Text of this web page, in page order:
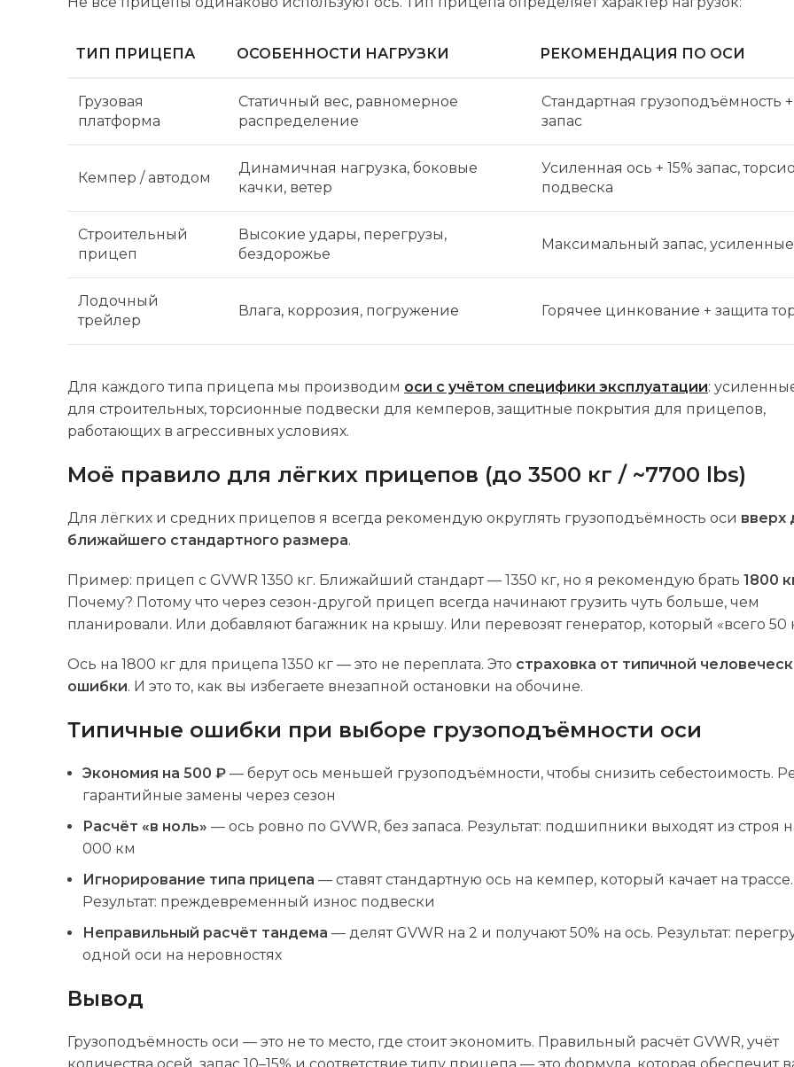
ТИП ПРИЦЕПА ОСОБЕННОСТИ НАГРУЗКИ РЕКОМЕНДАЦИЯ ПО ОСИ
Грузовая
платформа
Статичный вес, равномерное
распределение
Стандартная грузоподъёмность +
запас
Кемпер / автодом
Динамичная нагрузка, боковые
качки, ветер
Усиленная ось + 15% запас,
подвеска
Строительный
прицеп
Высокие удары, перегрузы,
бездорожье
Максимальный запас,
Лодочный
трейлер
Влага, коррозия, погружение Горячее цинкование + защита
Для каждого типа прицепа мы производим оси с учётом специфики эксплуатации:
для строительных, торсионные подвески для кемперов, защитные покрытия для прицепов,
работающих в агрессивных условиях.
Моё правило для лёгких прицепов (до 3500 кг / ~7700 lbs)
Для лёгких и средних прицепов я всегда рекомендую округлять грузоподъёмность оси вверх
ближайшего стандартного размера.
Пример: прицеп с GVWR 1350 кг. Ближайший стандарт — 1350 кг, но я рекомендую брать 1800
Почему? Потому что через сезон-другой прицеп всегда начинают грузить чуть больше, чем
планировали. Или добавляют багажник на крышу. Или перевозят генератор, который «всего 50
Ось на 1800 кг для прицепа 1350 кг — это не переплата. Это страховка от типичной
ошибки. И это то, как вы избегаете внезапной остановки на обочине.
Типичные ошибки при выборе грузоподъёмности оси
Экономия на 500 ₽ — берут ось меньшей грузоподъёмности, чтобы снизить себестоимость.
гарантийные замены через сезон
Расчёт «в ноль» — ось ровно по GVWR, без запаса. Результат: подшипники выходят из строя
000 км
Игнорирование типа прицепа — ставят стандартную ось на кемпер, который качает на трассе.
Результат: преждевременный износ подвески
Неправильный расчёт тандема — делят GVWR на 2 и получают 50% на ось. Результат:
одной оси на неровностях
Вывод
Грузоподъёмность оси — это не то место, где стоит экономить. Правильный расчёт GVWR, учёт